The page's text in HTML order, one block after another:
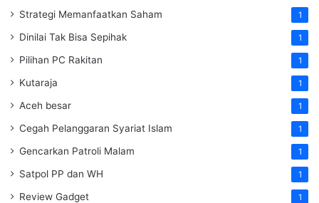
Strategi Memanfaatkan Saham 1
Dinilai Tak Bisa Sepihak 1
Pilihan PC Rakitan 1
Kutaraja 1
Aceh besar 1
Cegah Pelanggaran Syariat Islam 1
Gencarkan Patroli Malam 1
Satpol PP dan WH 1
Review Gadget 1